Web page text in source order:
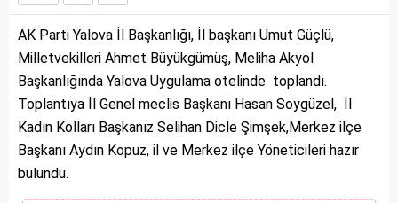
AK Parti Yalova İl Başkanlığı, İl başkanı Umut Güçlü,
Milletvekilleri Ahmet Büyükgümüş, Meliha Akyol
Başkanlığında Yalova Uygulama otelinde toplandı.
Toplantıya İl Genel meclis Başkanı Hasan Soygüzel, İl
Kadın Kolları Başkanız Selihan Dicle Şimşek,Merkez ilçe
Başkanı Aydın Kopuz, il ve Merkez ilçe Yöneticileri hazır
bulundu.